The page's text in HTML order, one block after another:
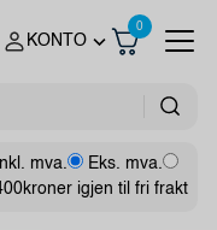
KONTO
0
Inkl. mva.
Eks. mva.
kroner igjen til fri frakt